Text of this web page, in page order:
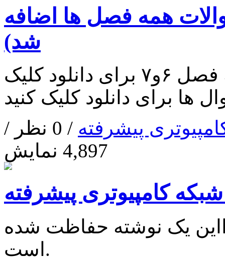
همه فصل ها اضافه
شد)
دانلود نمونه سوال درس شبکه فصل ۶و۷ برای دانلود کلیک
برای دانلود کلیک کنید
پیشرفته
/ 0 نظر /
4,897 نمایش
کامپیوتری پیشرفته
یک نوشته حفاظت شده
است.